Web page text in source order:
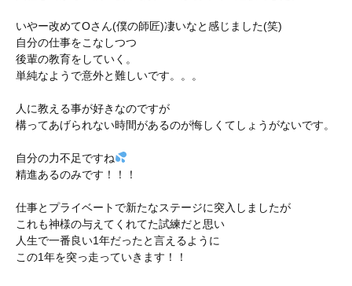
いやー改めてOさん(僕の師匠)凄いなと感じました(笑)
自分の仕事をこなしつつ
後輩の教育をしていく。
単純なようで意外と難しいです。。。
人に教える事が好きなのですが
構ってあげられない時間があるのが悔しくてしょうがないです。
自分の力不足ですね
精進あるのみです！！！
仕事とプライベートで新たなステージに突入しましたが
これも神様の与えてくれてた試練だと思い
人生で一番良い1年だったと言えるように
この1年を突っ走っていきます！！